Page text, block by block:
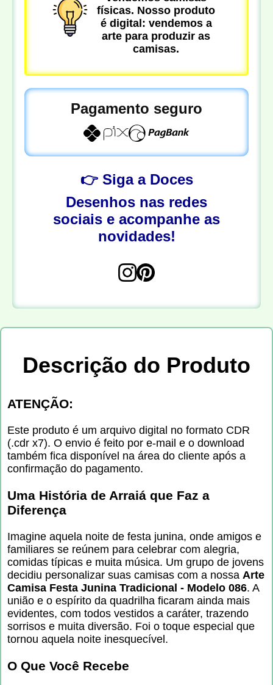
físicas. Nosso produto
é digital: vendemos a
arte para produzir as
camisas.
Pagamento seguro
👉 Siga a Doces
Desenhos nas redes
sociais e acompanhe as
novidades!
Descrição do Produto
ATENÇÃO:
Este produto é um arquivo digital no formato CDR
(.cdr x7). O envio é feito por e-mail e o download
também fica disponível na área do cliente após a
confirmação do pagamento.
Uma História de Arraiá que Faz a
Diferença
Imagine aquela noite de festa junina, onde amigos e
familiares se reúnem para celebrar com alegria,
comidas típicas e muita música. Um grupo de jovens
decidiu personalizar suas camisas com a nossa Arte
Camisa Festa Junina Tradicional - Modelo 086. A
união e o espírito da quadrilha ficaram ainda mais
evidentes, com todos vestidos a caráter, trazendo
sorrisos e muita diversão. Foi o toque especial que
tornou aquela noite inesquecível.
O Que Você Recebe